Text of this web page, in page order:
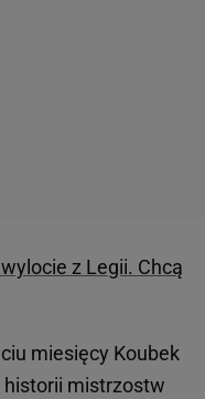
z Legii. Chcą
miesięcy Koubek
historii mistrzostw